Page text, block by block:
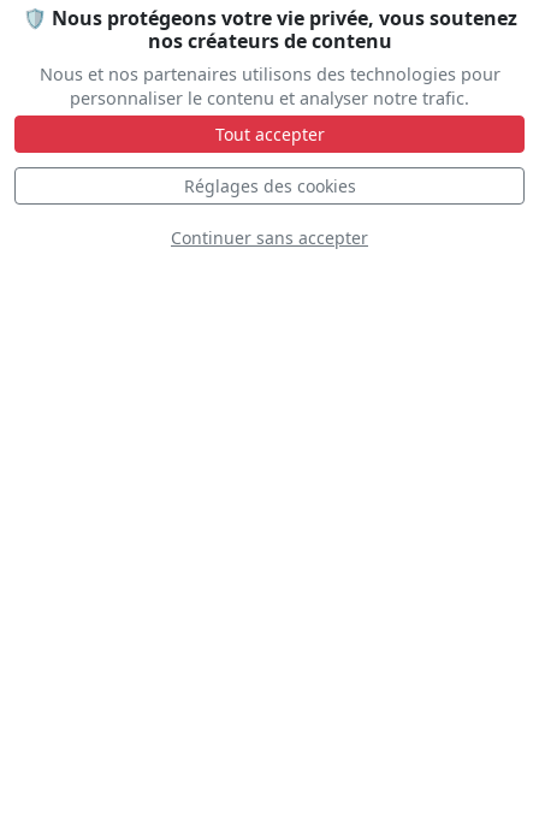
🛡️ Nous protégeons votre vie privée, vous soutenez
nos créateurs de contenu
Nous et nos partenaires utilisons des technologies pour
personnaliser le contenu et analyser notre trafic.
Tout accepter
Réglages des cookies
Continuer sans accepter
Une communauté qui partage la même passion du
ciel.
Rejoindre le Discord
Créer un compte
5 155passionnés